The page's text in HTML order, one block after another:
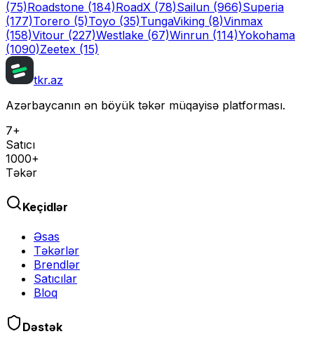
(75)Roadstone (184)RoadX (78)Sailun (966)Superia
(177)Torero (5)Toyo (35)TungaViking (8)Vinmax
(158)Vitour (227)Westlake (67)Winrun (114)Yokohama
(1090)Zeetex (15)
tkr.az
Azərbaycanın ən böyük təkər müqayisə platforması.
7+
Satıcı
1000+
Təkər
Keçidlər
Əsas
Təkərlər
Brendlər
Satıcılar
Bloq
Dəstək